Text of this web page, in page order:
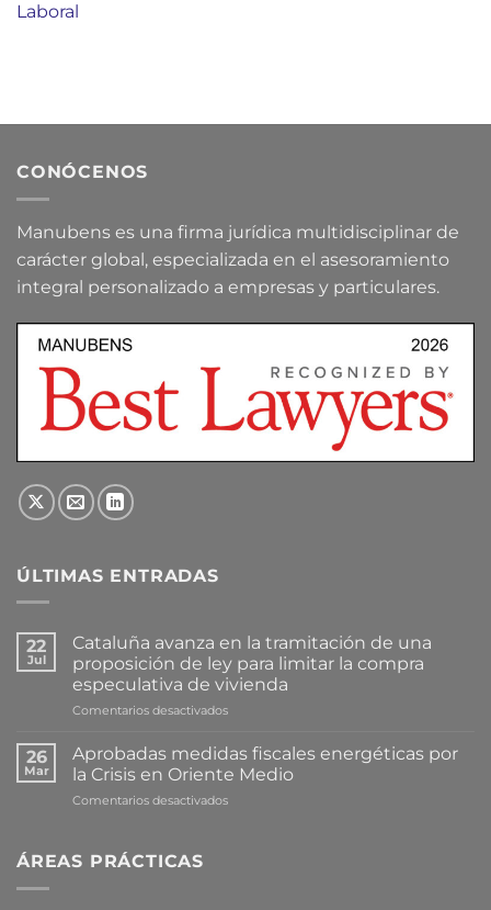
Laboral
CONÓCENOS
Manubens es una firma jurídica multidisciplinar de
carácter global, especializada en el asesoramiento
integral personalizado a empresas y particulares.
ÚLTIMAS ENTRADAS
22
Jul
Cataluña avanza en la tramitación de una
proposición de ley para limitar la compra
especulativa de vivienda
Comentarios desactivadosen
avanza
en
la
tramitación
26
Mar
Aprobadas medidas fiscales energéticas por
la Crisis en Oriente Medio
Comentarios desactivadosen
ÁREAS PRÁCTICAS